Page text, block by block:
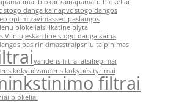
pamatiniai blokai kainapamatu blokeliai
stogo danga kainapvc stogo dangos
optimizavimasseo paslaugos
blokeliaisilikatine plyta
Vilniujeskardine stogo danga kaina
pasirinkimasstraipsniu talpinimas
vandens filtrai atsiliepimai
kokybėvandens kokybės tyrimaifiltrai
blokeliai